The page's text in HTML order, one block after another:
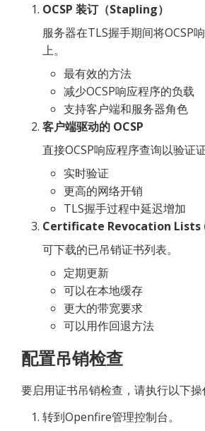
OCSP 装订（Stapling）
服务器在TLS握手期间将OCSP
上。
最有效的方法
减少OCSP响应程序的负载
支持客户端和服务器角色
客户端驱动的 OCSP
直接OCSP响应程序查询以验证
实时验证
更高的网络开销
TLS握手过程中延迟增加
Certificate Revocation Lists
可下载的已吊销证书列表。
定期更新
可以在本地缓存
更大的带宽要求
可以用作回退方法
配置吊销检查
要启用证书吊销检查，请执行以下操
转到Openfire管理控制台。